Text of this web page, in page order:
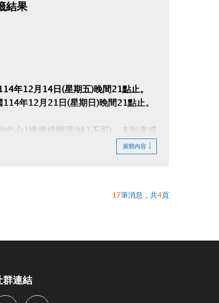
結果
年12月14日(星期五)晚間21點止。
年12月21日(星期日)晚間21點止。
心1樓櫃檯辦理(缺1不可)，未到者或
展開內容
17筆消息，共4 頁
群連結